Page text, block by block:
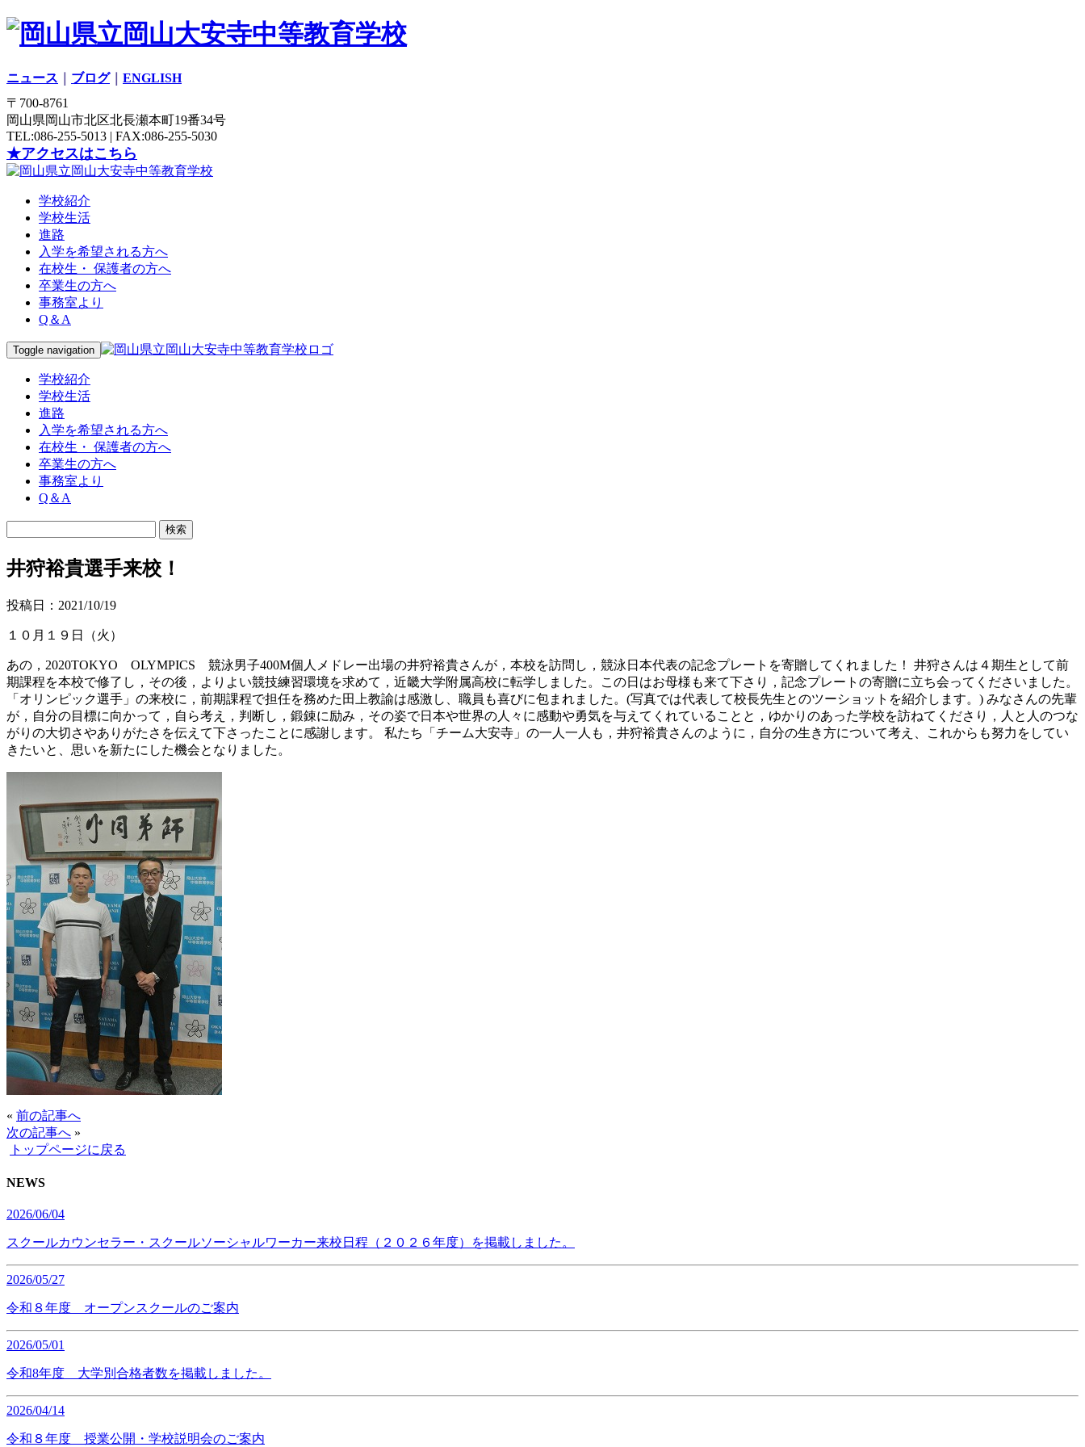
ニュース ブログ｜ ENGLISH
〒700-8761
岡山県岡山市北区北長瀬本町19番34号
TEL:086-255-5013 | FAX:086-255-5030
★アクセスはこちら
学校紹介
学校生活
進路
入学を希望される方へ
在校生・ 保護者の方へ
卒業生の方へ
事務室より
Q＆A
Toggle navigation
学校紹介
学校生活
進路
入学を希望される方へ
在校生・ 保護者の方へ
卒業生の方へ
事務室より
Q＆A
井狩裕貴選手来校！
投稿日：2021/10/19
１０月１９日（火）
あの，2020TOKYO OLYMPICS 競泳男子400M個人メドレー出場の井狩裕貴さんが，本校を訪問し，競泳日本代表の記念プレートを寄贈してくれました！ 井狩さんは４期生として前
期課程を本校で修了し，その後，よりよい競技練習環境を求めて，近畿大学附属高校に転学しました。この日はお母様も来て下さり，記念プレートの寄贈に立ち会ってくださいました。
「オリンピック選手」の来校に，前期課程で担任を務めた田上教諭は感激し、職員も喜びに包まれました。(写真では代表して校長先生とのツーショットを紹介します。) みなさんの先輩
が，自分の目標に向かって，自ら考え，判断し，鍛錬に励み，その姿で日本や世界の人々に感動や勇気を与えてくれていることと，ゆかりのあった学校を訪ねてくださり，人と人のつな
がりの大切さやありがたさを伝えて下さったことに感謝します。 私たち「チーム大安寺」の一人一人も，井狩裕貴さんのように，自分の生き方について考え、これからも努力をしてい
きたいと、思いを新たにした機会となりました。
« 前の記事へ
次の記事へ »
トップページに戻る
NEWS
2026/06/04
スクールカウンセラー・スクールソーシャルワーカー来校日程（２０２６年度）を掲載しました。
2026/05/27
令和８年度 オープンスクールのご案内
2026/05/01
令和8年度 大学別合格者数を掲載しました。
2026/04/14
令和８年度 授業公開・学校説明会のご案内